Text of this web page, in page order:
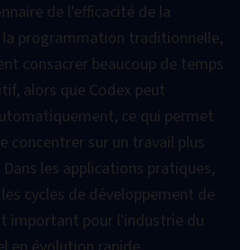
de l'efficacité de la
programmation traditionnelle,
consacrer beaucoup de temps
alors que Codex peut
ce qui permet
concentrer sur un travail plus
les applications pratiques,
cycles de développement de
important pour l'industrie du